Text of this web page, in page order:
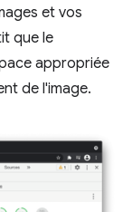
et vos
que le
appropriée
de l'image.